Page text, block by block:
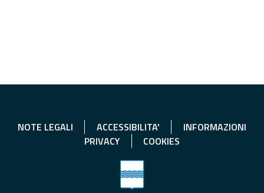
NOTE LEGALI ACCESSIBILITA'
INFORMAZIONI
PRIVACY
COOKIES